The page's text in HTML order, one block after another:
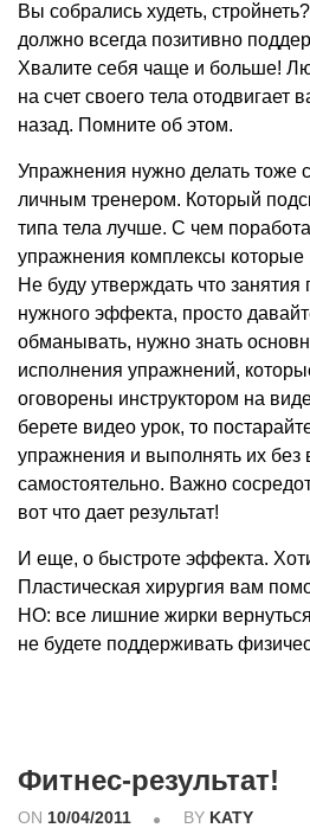
Вы собрались худеть,
должно всегда позитивно
Хвалите себя чаще и больше!
на счет своего тела отодвигает
назад. Помните об этом.
Упражнения нужно делать тоже
личным тренером. Который
типа тела лучше. С чем
упражнения комплексы
Не буду утверждать что
нужного эффекта, просто
обманывать, нужно знать
исполнения упражнений,
оговорены инструктором на
берете видео урок, то
упражнения и выполнять их без
самостоятельно. Важно
вот что дает результат!
И еще, о быстроте эффекта.
Пластическая хирургия вам
НО: все лишние жирки
не будете поддерживать
Фитнес-результат!
ON 10/04/2011 BY KATY